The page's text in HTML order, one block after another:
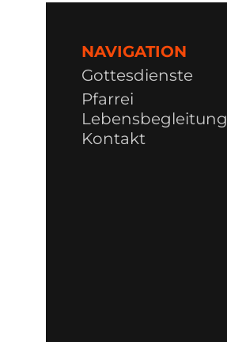
NAVIGATION
Gottesdienste
Pfarrei
Lebensbegleitung
Kontakt